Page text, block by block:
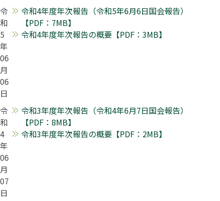
令
和
5
年
06
月
06
日
令和4年度年次報告（令和5年6月6日国会報告）
【PDF：7MB】
令和4年度年次報告の概要【PDF：3MB】
令
和
4
年
06
月
07
日
令和3年度年次報告（令和4年6月7日国会報告）
【PDF：8MB】
令和3年度年次報告の概要【PDF：2MB】